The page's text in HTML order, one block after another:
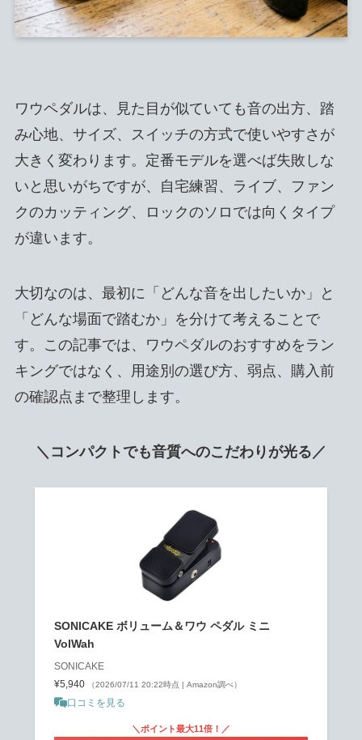
ワウペダルは、見た目が似ていても音の出方、踏
み心地、サイズ、スイッチの方式で使いやすさが
大きく変わります。定番モデルを選べば失敗しな
いと思いがちですが、自宅練習、ライブ、ファン
クのカッティング、ロックのソロでは向くタイプ
が違います。
大切なのは、最初に「どんな音を出したいか」と
「どんな場面で踏むか」を分けて考えることで
す。この記事では、ワウペダルのおすすめをラン
キングではなく、用途別の選び方、弱点、購入前
の確認点まで整理します。
＼コンパクトでも音質へのこだわりが光る／
SONICAKE ボリューム＆ワウ ペダル ミニ
VolWah
SONICAKE
¥5,940
（2026/07/11 20:22時点 | Amazon調べ）
口コミを見る
＼ポイント最大11倍！／